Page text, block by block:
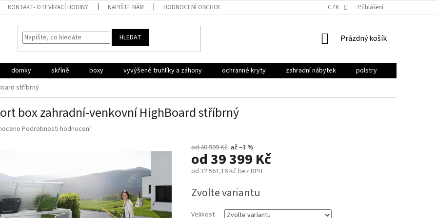
KONTAKT- OTEVÍRACÍ HODINY NAPIŠTE NÁM HODNOCENÍ OBCHODU PODMÍNKY OCHRANY OSOBNÍCH ÚDAJŮ
CZK Přihlášení
HLEDAT
NÁKUPNÍ
Prázdný košík
domky skříně boxy vyvýšené truhlíky a záhony ochranné kryty zahradní nábytek polstry
stříbrný
box zahradní-venkovní HighBoard stříbrný
Podrobnosti hodnocení
od 40 999 Kč až –3 %
od39 399 Kč
od 32 561,16 Kč bez DPH
cena:
Zvolte variantu
Velikost